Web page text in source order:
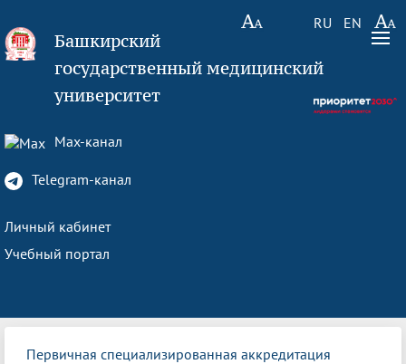
RU EN
Башкирский
государственный медицинский
университет
Max-канал
Telegram-канал
Личный кабинет
Учебный портал
Первичная специализированная аккредитация